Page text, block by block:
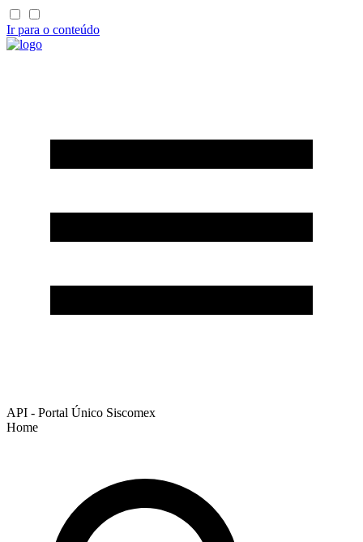
Ir para o conteúdo
API - Portal Único Siscomex
Home